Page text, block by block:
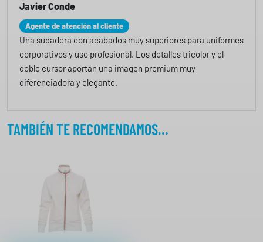
Javier Conde
Agente de atención al cliente
Una sudadera con acabados muy superiores para uniformes
corporativos y uso profesional. Los detalles tricolor y el
doble cursor aportan una imagen premium muy
diferenciadora y elegante.
TAMBIÉN TE RECOMENDAMOS…